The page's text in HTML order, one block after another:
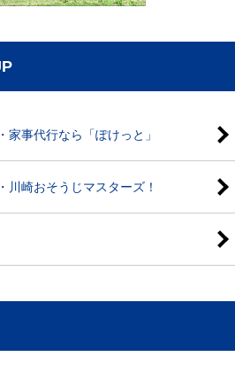
事代行なら「ぽけっと」
崎おそうじマスターズ！